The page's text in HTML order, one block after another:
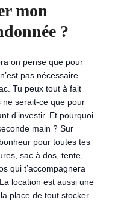
mon
?
on pense que pour
pas nécessaire
Tu peux tout à fait
serait-ce que pour
d’investir. Et pourquoi
main ? Sur
pour toutes tes
sac à dos, tente,
qui t’accompagnera
location est aussi une
place de tout stocker